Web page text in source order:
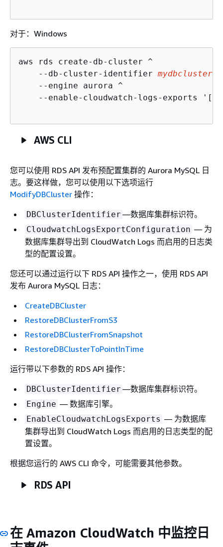
对于：Windows
aws rds create-db-cluster ^
    --db-cluster-identifier
mydbcluster
    --engine aurora ^
--enable-cloudwatch-logs-exports
AWS CLI
您可以使用 RDS API 发布预配置集群的 Aurora MySQL 日
志。要这样做，您可以使用以下选项运行
ModifyDBCluster 操作：
DBClusterIdentifier —数据库集群标识符。
CloudwatchLogsExportConfiguration — 为
数据库集群导出到 CloudWatch Logs 而启用的日志类
型的配置设置。
您还可以通过运行以下 RDS API 操作之一，使用 RDS API
发布 Aurora MySQL 日志：
CreateDBCluster
RestoreDBClusterFromS3
RestoreDBClusterFromSnapshot
RestoreDBClusterToPointInTime
运行带以下参数的 RDS API 操作：
DBClusterIdentifier —数据库集群标识符。
Engine — 数据库引擎。
EnableCloudwatchLogsExports — 为数据库
集群导出到 CloudWatch Logs 而启用的日志类型的配
置设置。
根据您运行的 AWS CLI 命令，可能需要其他参数。
RDS API
在 Amazon CloudWatch 中监控日